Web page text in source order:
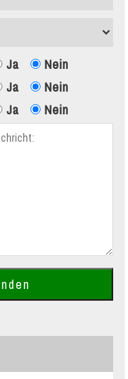
Ja
Nein
Ja
Nein
Ja Nein